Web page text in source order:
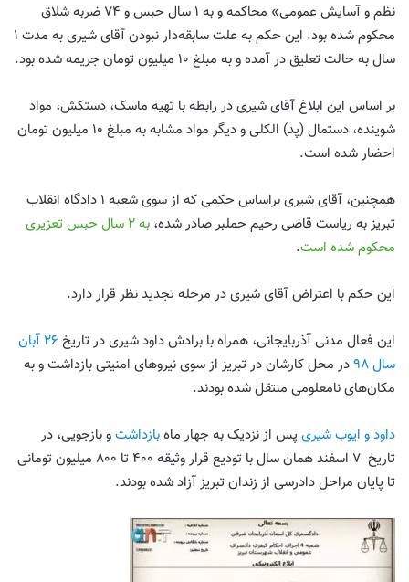
نظم و آسایش عمومی» محاکمه و به ۱ سال حبس و ۷۴ ضربه شلاق
محکوم شده بود. این حکم به علت سابقه‌دار نبودن آقای شیری به مدت ۱
سال به حالت تعلیق در آمده و به مبلغ ۱۰ میلیون تومان جریمه شده بود.
بر اساس این ابلاغ آقای شیری در رابطه با تهیه ماسک، دستکش، مواد
شوینده، دستمال (پد) الکلی و دیگر مواد مشابه به مبلغ ۱۰ میلیون تومان
احضار شده است.
همچنین، آقای شیری براساس حکمی که از سوی شعبه ۱ دادگاه انقلاب
تبریز به ریاست قاضی رحیم حملبر صادر شده،
به ۲ سال حبس تعزیری
محکوم شده است.
این حکم با اعتراض آقای شیری در مرحله تجدید نظر قرار دارد.
این فعال مدنی آذربایجانی، همراه با برادش داود شیری در تاریخ
۲۶ آبان
سال ۹۸
در محل کارشان در تبریز از سوی نیروهای امنیتی بازداشت و به
مکان‌های نامعلومی منتقل شده بودند.
داود و ایوب شیری پس از نزدیک به جهار ماهبازداشتو بازجویی، در
تاریخ ۷ اسفند همان سال با تودیع قرار وثیقه ۴۰۰ تا ۸۰۰ میلیون تومانی
تا پایان مراحل دادرسی از زندان تبریز آزاد شده بودند.